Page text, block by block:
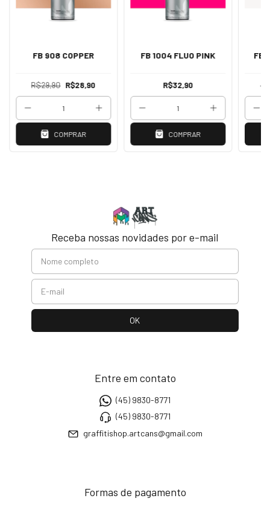
FB 908 COPPER
R$29,90 R$28,90
COMPRAR
FB 1004 FLUO PINK
R$32,90
COMPRAR
FB
Receba nossas novidades por e-mail
Entre em contato
(45) 9830-8771
(45) 9830-8771
graffitishop.artcans@gmail.com
Formas de pagamento